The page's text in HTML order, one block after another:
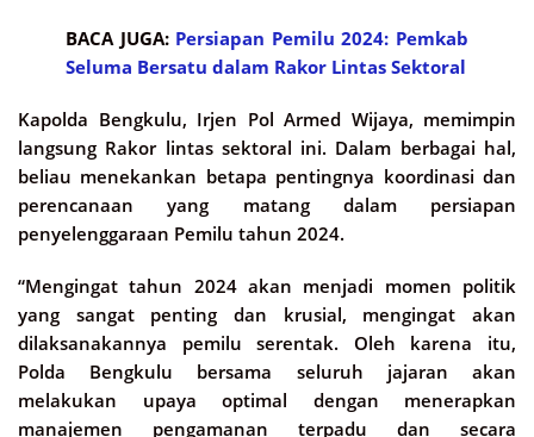
BACA JUGA: Persiapan Pemilu 2024: Pemkab
Seluma Bersatu dalam Rakor Lintas Sektoral
Kapolda Bengkulu, Irjen Pol Armed Wijaya, memimpin
langsung Rakor lintas sektoral ini. Dalam berbagai hal,
beliau menekankan betapa pentingnya koordinasi dan
perencanaan yang matang dalam persiapan
penyelenggaraan Pemilu tahun 2024.
“Mengingat tahun 2024 akan menjadi momen politik
yang sangat penting dan krusial, mengingat akan
dilaksanakannya pemilu serentak. Oleh karena itu,
Polda Bengkulu bersama seluruh jajaran akan
melakukan upaya optimal dengan menerapkan
manajemen pengamanan terpadu dan secara